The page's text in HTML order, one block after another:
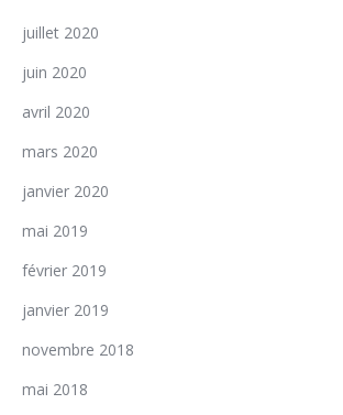
juillet 2020
juin 2020
avril 2020
mars 2020
janvier 2020
mai 2019
février 2019
janvier 2019
novembre 2018
mai 2018